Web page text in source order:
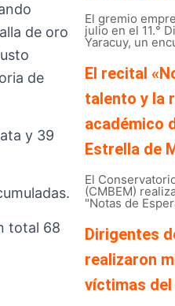
de oro
de
y 39
total 68
El gremio
julio en el 11.°
Yaracuy, un
El recital
talento y la
académico
Estrella de
El
(CMBEM)
"Notas de
Dirigentes
realizaron
víctimas